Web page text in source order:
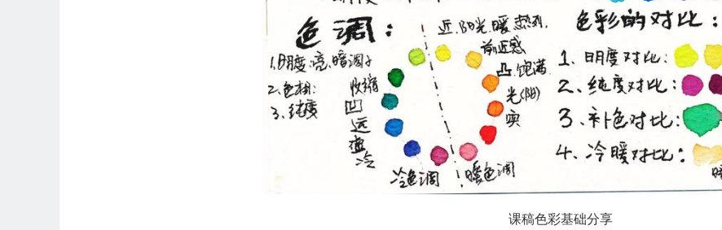
课稿色彩基础分享